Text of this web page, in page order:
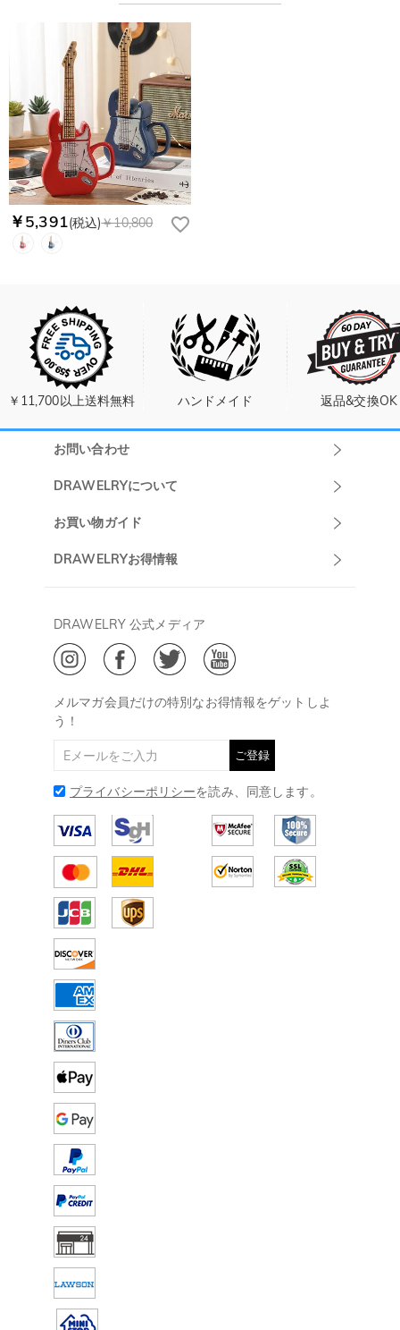
￥5,391(税込)￥10,800
￥11,700以上送料無料 ハンドメイド 返品&交換OK
お問い合わせ
DRAWELRYについて
DRAWELRYについて
ご利用規約
ご特定商取引法に基づく表示
お買い物ガイド
発送について
ジュエリーお手入れ
Drawelry Blog
DRAWELRYお得情報
会員・ポイントについて
メルマガ会員だけの特別なお得情報をゲットしよ
う！
ご登録
プライバシーポリシーを読み、同意します。
DRAWELRY 公式メディア